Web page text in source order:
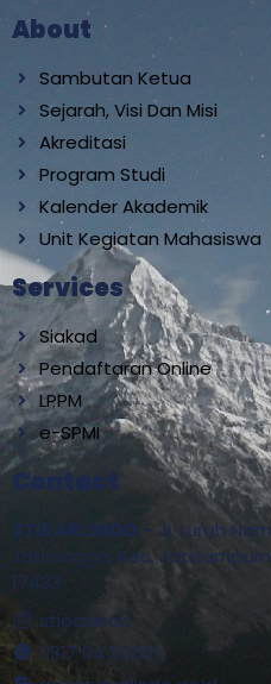
About
Sambutan Ketua
Sejarah, Visi Dan Misi
Akreditasi
Program Studi
Kalender Akademik
Unit Kegiatan Mahasiswa
Services
Siakad
Pendaftaran Online
LPPM
e-SPMI
Contact
STIE ARLINDO – Jl. Lurah
Jatirangga, Kec.
17433
stiearlindo
0817 04 50001